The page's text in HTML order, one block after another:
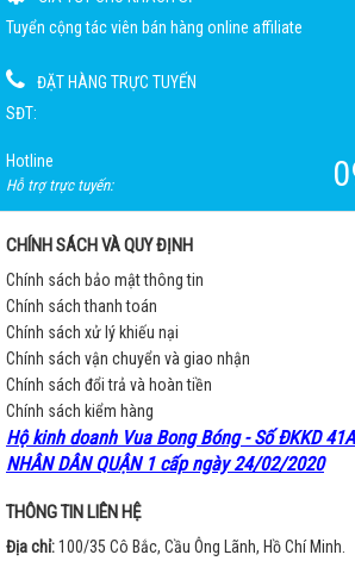
Tuyển cộng tác viên bán hàng online affiliate
ĐẶT HÀNG TRỰC TUYẾN
SĐT:
Hotline
Hỗ trợ trực tuyến:
CHÍNH SÁCH VÀ QUY ĐỊNH
Chính sách bảo mật thông tin
Chính sách thanh toán
Chính sách xử lý khiếu nại
Chính sách vận chuyển và giao nhận
Chính sách đổi trả và hoàn tiền
Chính sách kiểm hàng
Hộ kinh doanh Vua Bong Bóng - Số ĐKKD
NHÂN DÂN QUẬN 1 cấp ngày 24/02/2020
THÔNG TIN LIÊN HỆ
Địa chỉ:100/35 Cô Bắc, Cầu Ông Lãnh, Hồ Chí Minh.